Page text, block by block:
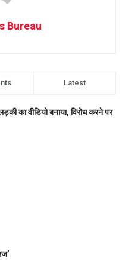
Bureau
Latest
का वीडियो बनाया, विरोध करने पर